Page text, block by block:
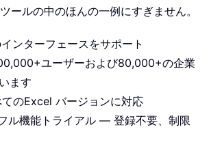
ールの中のほんの一例にすぎません。
ンターフェースをサポート
ユーザーおよび80,000+の企業
ます
のExcel バージョンに対応
ル機能トライアル — 登録不要、制限